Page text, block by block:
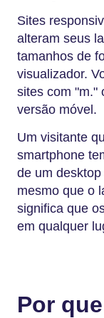
Sites
alteram seus
tamanhos de
visualizador.
sites com "m."
versão móvel.
Um visitante
smartphone
de um
mesmo que o
significa que
em qualquer
Por